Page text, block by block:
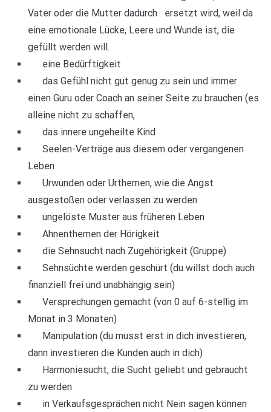
Vater oder die Mutter dadurch ersetzt wird, weil da
eine emotionale Lücke, Leere und Wunde ist, die
gefüllt werden will.
eine Bedürftigkeit
das Gefühl nicht gut genug zu sein und immer
einen Guru oder Coach an seiner Seite zu brauchen (es
alleine nicht zu schaffen,
das innere ungeheilte Kind
Seelen-Verträge aus diesem oder vergangenen
Leben
Urwunden oder Urthemen, wie die Angst
ausgestoßen oder verlassen zu werden
ungelöste Muster aus früheren Leben
Ahnenthemen der Hörigkeit
die Sehnsucht nach Zugehörigkeit (Gruppe)
Sehnsüchte werden geschürt (du willst doch auch
finanziell frei und unabhängig sein)
Versprechungen gemacht (von 0 auf 6-stellig im
Monat in 3 Monaten)
Manipulation (du musst erst in dich investieren,
dann investieren die Kunden auch in dich)
Harmoniesucht, die Sucht geliebt und gebraucht
zu werden
in Verkaufsgesprächen nicht Nein sagen können